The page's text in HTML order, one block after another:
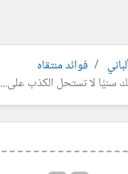
فوائد منتقاه
سنيًا لا تستحل الكذب على...